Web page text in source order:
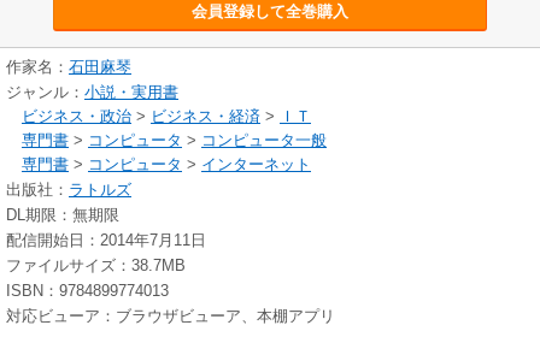
るECの「頑張りどころ」を身に着ける
・インターネット×小売り=eコマースの理解
・ネットショップを運営していくために必要な業務やスキルと解決策
・もっとも大事な「どんな人をお客様にするか」の理解
・ネットショップをもっと良くしていくために必要な、改善活動のため
のデータ分析
☆読みやすくわかりやすく、「小手先のテクニックを知る」ではなく、
「テクニックを考えられる人」になることを目標にした本。
■ 本書が対象とする読者
・これからヤフーショッピングでECにチャレンジする(もしくは再チャレン
ジする)個人や個人事業主
・個人:副業的にECを始める社会人、家事の合間にPCを触れる主婦、EC
でビジネス勘を学び将来への足掛かりにしたい学生
会員登録して全巻購入
作家名： 石田麻琴
ジャンル： 小説・実用書
ビジネス・政治 > ビジネス・経済 >
ＩＴ
専門書 > コンピュータ > コンピュータ一般
専門書 > コンピュータ > インターネット
出版社： ラトルズ
DL期限：無期限
配信開始日：2014年7月11日
ファイルサイズ：38.7MB
ISBN：9784899774013
対応ビューア：ブラウザビューア、本棚アプリ